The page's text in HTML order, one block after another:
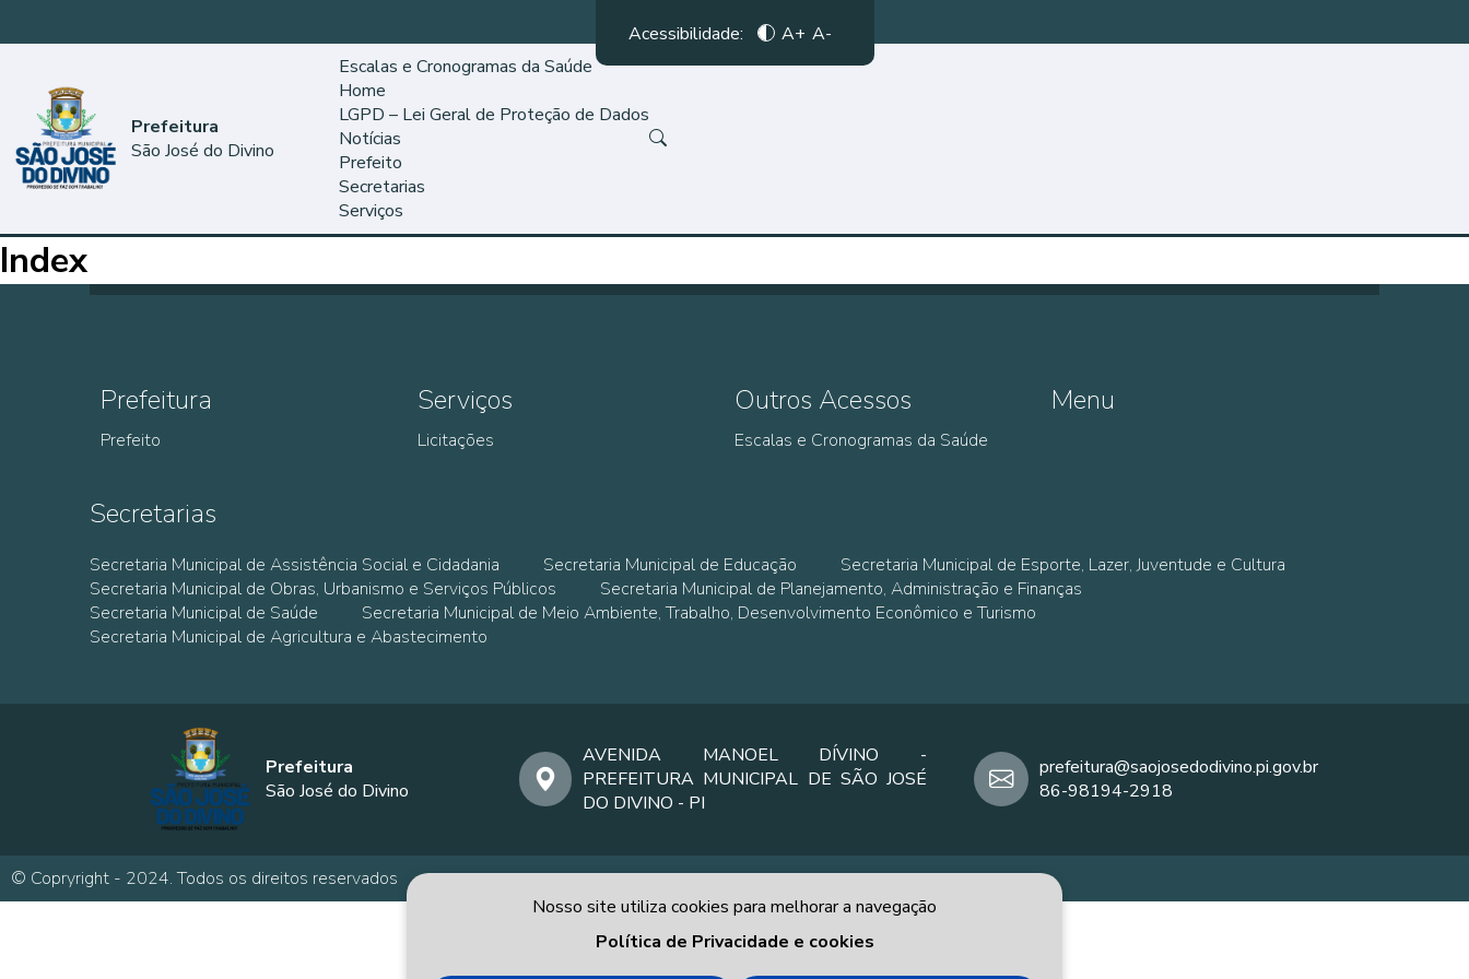
Acessibilidade: A+ A-
Prefeitura
São José do Divino
Escalas e Cronogramas da Saúde
Home
LGPD – Lei Geral de Proteção de Dados
Notícias
Prefeito
Secretarias
Serviços
Index
Prefeitura
Prefeito
Serviços
Licitações
Outros Acessos
Escalas e Cronogramas da Saúde
Menu
Secretarias
Secretaria Municipal de Assistência Social e Cidadania Secretaria Municipal de Educação
Secretaria Municipal de Esporte, Lazer, Juventude e Cultura
Secretaria Municipal de Obras, Urbanismo e Serviços Públicos
Secretaria Municipal de Planejamento, Administração e Finanças
Secretaria Municipal de Saúde
Secretaria Municipal de Meio Ambiente, Trabalho, Desenvolvimento Econômico e Turismo
Secretaria Municipal de Agricultura e Abastecimento
Prefeitura
São José do Divino
AVENIDA MANOEL DÍVINO -
PREFEITURA MUNICIPAL DE SÃO JOSÉ
DO DIVINO - PI
prefeitura@saojosedodivino.pi.gov.br
86-98194-2918
© Copryright - 2024. Todos os direitos reservados
Nosso site utiliza cookies para melhorar a navegação
Política de Privacidade e cookies